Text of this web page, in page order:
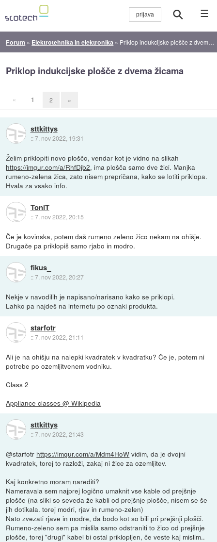
☰
Forum » Elektrotehnika in elektronika » Priklop indukcijske plošče z dvema žicama
Priklop indukcijske plošče z dvema žicama
« 1 2 »
sttkittys
::7. nov 2022, 19:31
Želim priklopiti novo ploščo, vendar kot je vidno na slikah
https://imgur.com/a/RhfDjb2, ima plošča samo dve žici. Manjka
rumeno-zelena žica, zato nisem prepričana, kako se lotiti priklopa.
Hvala za vsako info.
ToniT
::7. nov 2022, 20:15
Če je kovinska, potem daš rumeno zeleno žico nekam na ohišje.
Drugače pa priklopiš samo rjabo in modro.
fikus_
::7. nov 2022, 20:27
Nekje v navodilih je napisano/narisano kako se priklopi.
Lahko pa najdeš na internetu po oznaki produkta.
starfotr
::7. nov 2022, 21:11
Ali je na ohišju na nalepki kvadratek v kvadratku? Če je, potem ni
potrebe po ozemljitvenem vodniku.
Class 2
Appliance classes @ Wikipedia
sttkittys
::7. nov 2022, 21:43
@starfotr https://imgur.com/a/Mdm4HoW vidim, da je dvojni
kvadratek, torej to razloži, zakaj ni žice za ozemljitev.
Kaj konkretno moram narediti?
Nameravala sem najprej logično umaknit vse kable od prejšnje
plošče (na sliki so seveda že kabli od prejšnje plošče, nisem se še
jih dotikala. torej modri, rjav in rumeno-zelen)
Nato zvezati rjave in modre, da bodo kot so bili pri prejšnji plošči.
Rumeno-zeleno sem pa mislila samo odstraniti to žico od prejšnje
plošče, torej "drugi" kabel bi ostal priklopljen, če veste kaj mislim..